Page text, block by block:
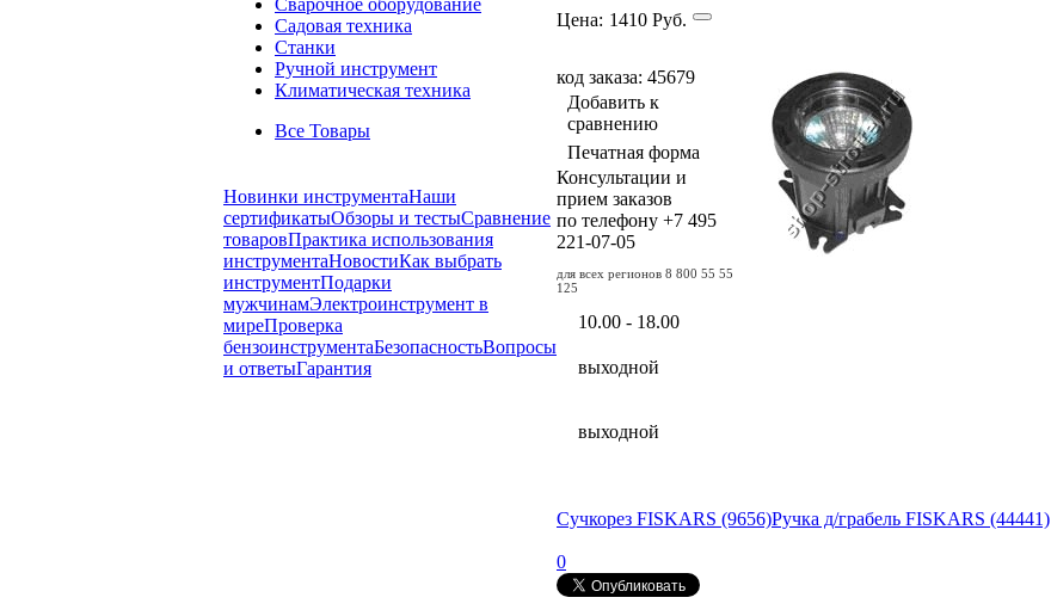
Сварочное оборудование
Садовая техника
Станки
Ручной инструмент
Климатическая техника
Все Товары
Новинки инструментаНаши
сертификатыОбзоры и тестыСравнение
товаровПрактика использования
инструментаНовостиКак выбрать
инструментПодарки
мужчинамЭлектроинструмент в
миреПроверка
бензоинструментаБезопасностьВопросы
и ответыГарантия
Цена: 1410 Руб.
код заказа: 45679
Добавить к
сравнению
Печатная форма
Консультации и
прием заказов
по телефону +7 495
221-07-05
для всех регионов 8 800 55 55
125
10.00 - 18.00
выходной
выходной
Сучкорез FISKARS (9656)Ручка д/грабель FISKARS (44441)
0